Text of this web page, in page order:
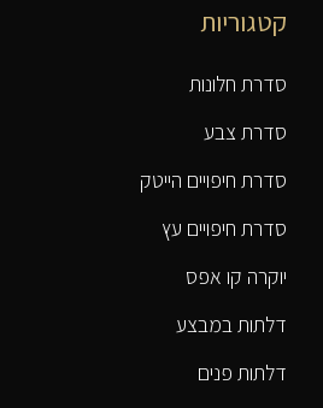
קטגוריות
סדרת חלונות
סדרת צבע
סדרת חיפויים הייטק
סדרת חיפויים עץ
יוקרה קו אפס
דלתות במבצע
דלתות פנים